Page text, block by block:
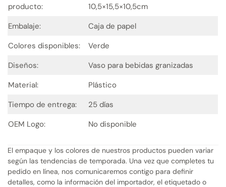
producto:
10,5×15,5×10,5cm
Embalaje:
Caja de papel
Colores disponibles:
Verde
Diseños:
Vaso para bebidas granizadas
Material:
Plástico
Tiempo de entrega:
25 días
OEM Logo:
No disponible
El empaque y los colores de nuestros productos pueden variar
según las tendencias de temporada. Una vez que completes tu
pedido en línea, nos comunicaremos contigo para definir
detalles, como la información del importador, el etiquetado o